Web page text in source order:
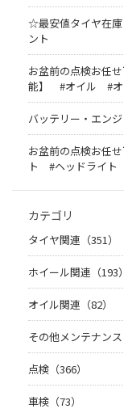
☆最安値タイヤ在
ント
お盆前の点検お任
能】 #オイル #
バッテリー・エン
お盆前の点検お任
ト #ヘッドライ
カテゴリ
タイヤ関連（351）
ホイール関連（193）
オイル関連（82）
その他メンテナンス
点検（366）
車検（73）